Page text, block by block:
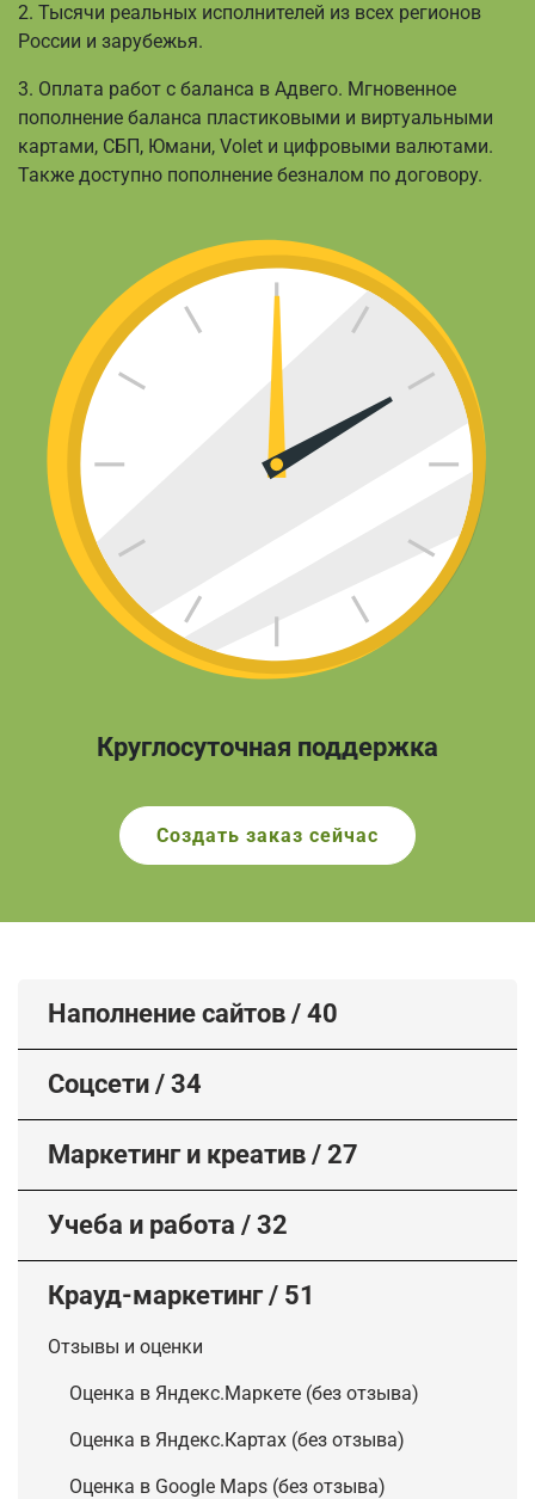
2. Тысячи реальных исполнителей из всех регионов
России и зарубежья.
3. Оплата работ с баланса в Адвего. Мгновенное
пополнение баланса пластиковыми и виртуальными
картами, СБП, Юмани, Volet и цифровыми валютами.
Также доступно пополнение безналом по договору.
Круглосуточная поддержка
Создать заказ сейчас
Наполнение сайтов / 40
Соцсети / 34
Маркетинг и креатив / 27
Учеба и работа / 32
Крауд-маркетинг / 51
Отзывы и оценки
Оценка в Яндекс.Маркете (без отзыва)
Оценка в Яндекс.Картах (без отзыва)
Оценка в Google Maps (без отзыва)